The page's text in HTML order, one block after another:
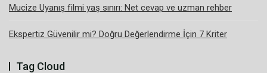
Mucize Uyanış filmi yaş sınırı: Net cevap ve uzman rehber
Ekspertiz Güvenilir mi? Doğru Değerlendirme İçin 7 Kriter
Tag Cloud